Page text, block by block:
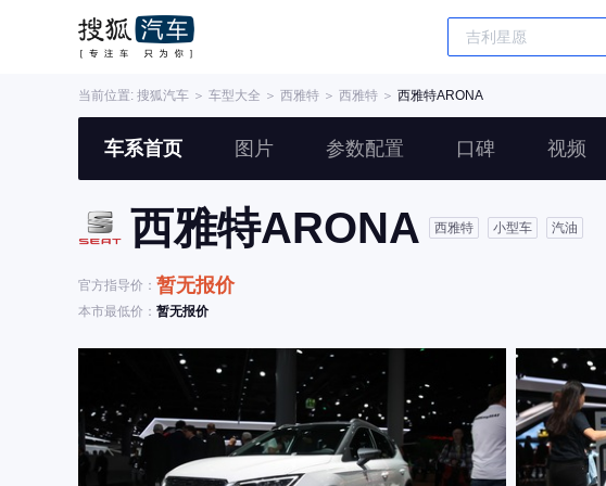
当前位置: 搜狐汽车 ＞ 车型大全 ＞ 西雅特 ＞ 西雅特 ＞ 西雅特ARONA
车系首页 图片 参数配置 口碑 视频
西雅特ARONA 西雅特 小型车 汽油
官方指导价： 暂无报价
本市最低价： 暂无报价